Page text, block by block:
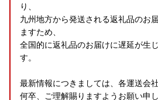
り、
九州地方から発送される返礼品のお
ますため、
全国的に返礼品のお届けに遅延が生
す。
最新情報につきましては、各運送会
何卒、ご理解賜りますようお願い申し